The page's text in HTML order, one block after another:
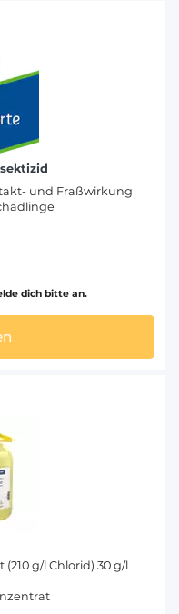
und Fraßwirkung
dich bitte an.
g/l Chlorid) 30 g/l